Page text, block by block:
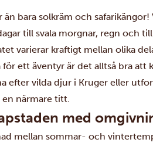
bara solkräm och safarikängor!
till svala morgnar, regn och
varierar kraftigt mellan olika
ett äventyr är det alltså bra att
efter vilda djur i Kruger eller
en närmare titt.
med
mellan sommar- och